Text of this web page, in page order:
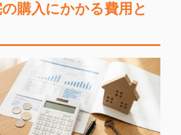
購入にかかる費用と